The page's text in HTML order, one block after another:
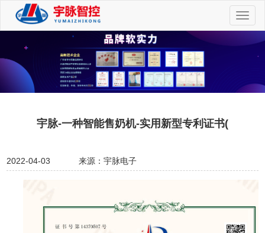
切
换
宇脉-一种智能售奶机-实用新型专利证书(
2022-04-03 来源：宇脉电子